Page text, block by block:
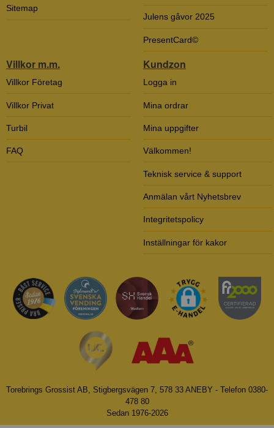
Sitemap
Julens gåvor 2025
PresentCard©
Villkor m.m.
Villkor Företag
Villkor Privat
Turbil
FAQ
Kundzon
Logga in
Mina ordrar
Mina uppgifter
Välkommen!
Teknisk service & support
Anmälan vårt Nyhetsbrev
Integritetspolicy
Inställningar för kakor
Torebrings Grossist AB, Stigbergsvägen 7, 578 33 ANEBY - Telefon 0380-
478 80
Sedan 1976-2026